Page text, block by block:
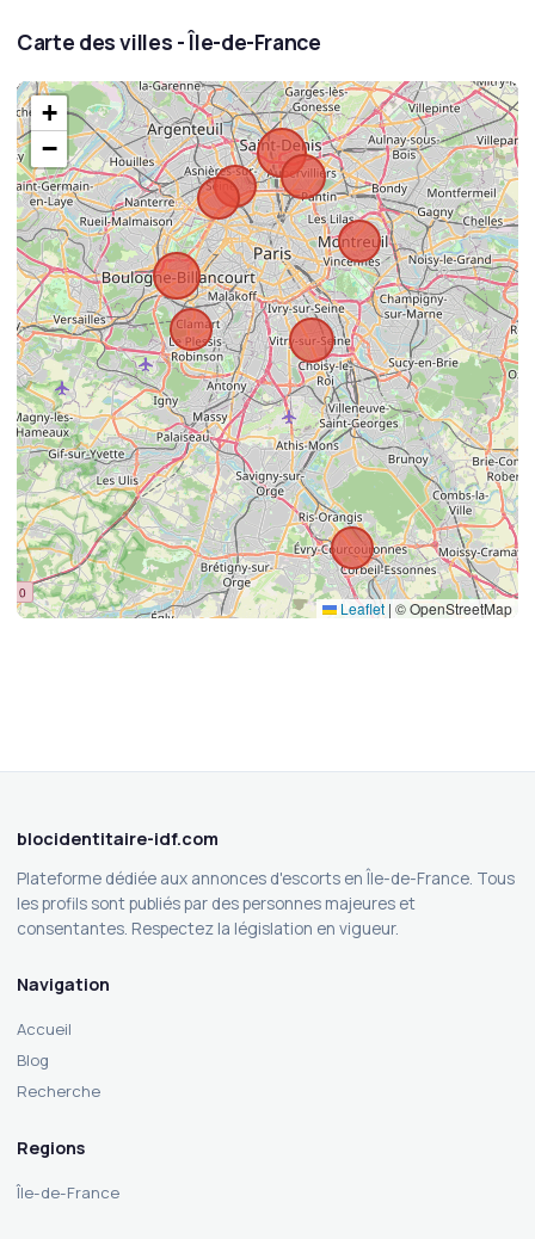
Carte des villes - Île-de-France
+
−
Leaflet | © OpenStreetMap
blocidentitaire-idf.com
Plateforme dédiée aux annonces d'escorts en Île-de-France. Tous
les profils sont publiés par des personnes majeures et
consentantes. Respectez la législation en vigueur.
Navigation
Accueil
Blog
Recherche
Regions
Île-de-France